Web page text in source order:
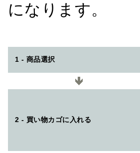
になります。
1 - 商品選択
2 - 買い物カゴに入れる